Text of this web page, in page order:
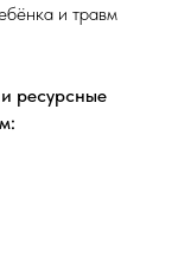
и травм
ресурсные